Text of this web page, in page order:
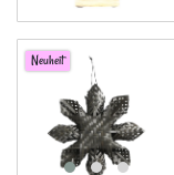
Neuheit